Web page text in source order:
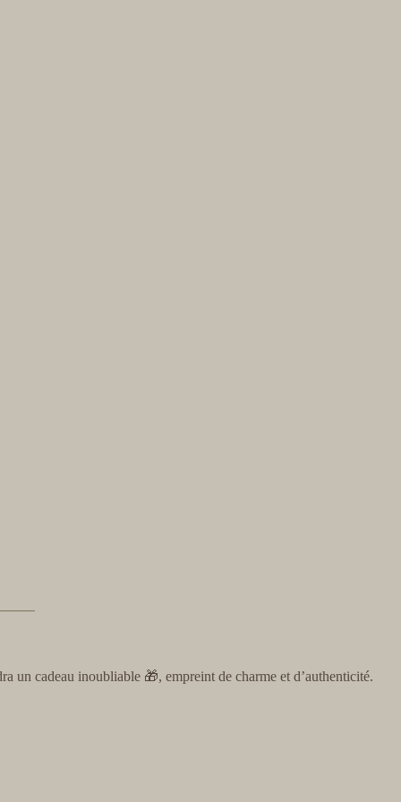
un cadeau inoubliable 🎁, empreint de charme et d’authenticité.